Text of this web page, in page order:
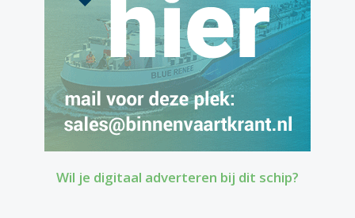
Wil je digitaal adverteren bij dit schip?